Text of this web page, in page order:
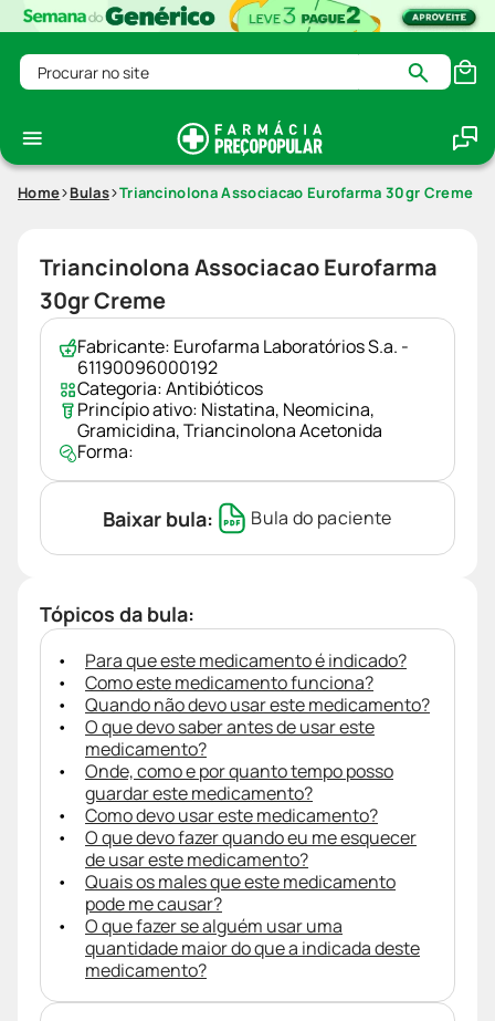
Procurar no site
Home Bulas Triancinolona Associacao Eurofarma 30gr Creme
Triancinolona Associacao Eurofarma
30gr Creme
Fabricante: Eurofarma Laboratórios S.a. -
61190096000192
Categoria:Antibióticos
Princípio ativo: Nistatina, Neomicina,
Gramicidina,Triancinolona Acetonida
Forma:
Baixar bula: Bula do paciente
Tópicos da bula:
Para que este medicamento é indicado?
Como este medicamento funciona?
Quando não devo usar este medicamento?
O que devo saber antes de usar este
medicamento?
Onde, como e por quanto tempo posso
guardar este medicamento?
Como devo usar este medicamento?
O que devo fazer quando eu me esquecer
de usar este medicamento?
Quais os males que este medicamento
pode me causar?
O que fazer se alguém usar uma
quantidade maior do que a indicada deste
medicamento?